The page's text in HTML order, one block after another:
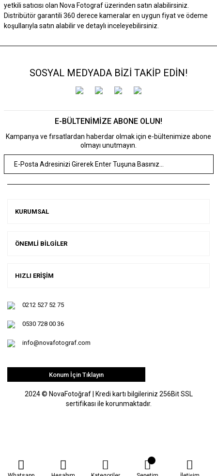
yetkili satıcısı olan Nova Fotograf üzerinden satın alabilirsiniz.
Distribütör garantili 360 derece kameralar en uygun fiyat ve ödeme
koşullarıyla satın alabilir ve detaylı inceleyebilirsiniz.
SOSYAL MEDYADA BİZİ TAKİP EDİN!
E-BÜLTENİMİZE ABONE OLUN!
Kampanya ve fırsatlardan haberdar olmak için e-bültenimize abone
olmayı unutmayın.
KURUMSAL
ÖNEMLİ BİLGİLER
HIZLI ERİŞİM
0212 527 52 75
0530 728 00 36
info@novafotograf.com
Konum İçin Tıklayın
2024 © NovaFotoğraf | Kredi kartı bilgileriniz 256Bit SSL
sertifikası ile korunmaktadır.